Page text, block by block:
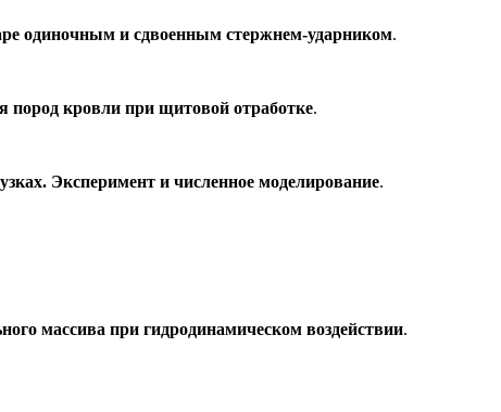
одиночным и сдвоенным стержнем-ударником.
пород кровли при щитовой отработке.
Эксперимент и численное моделирование.
массива при гидродинамическом воздействии.